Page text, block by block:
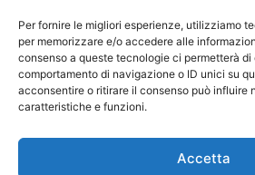
Per fornire le migliori esperienze, utilizziamo
per memorizzare e/o accedere alle
consenso a queste tecnologie ci permetterà di
comportamento di navigazione o ID unici su
acconsentire o ritirare il consenso può influire
caratteristiche e funzioni.
Accetta
Incenso: ho scoperto la
tradizionale aroma natalizio
viaggio in Oman
Dicembre 30, 2024